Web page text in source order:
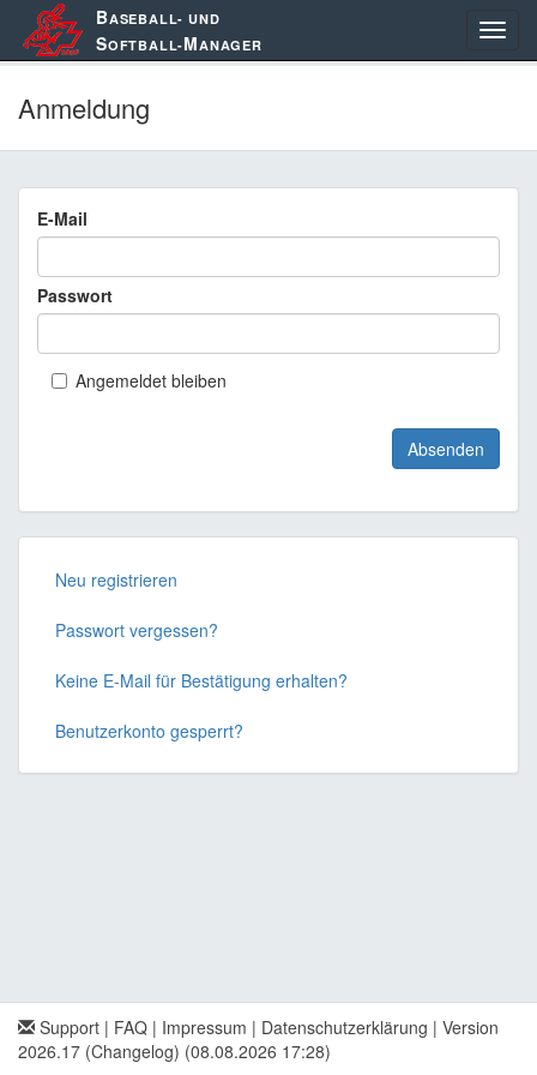
BASEBALL- UND
SOFTBALL-MANAGER
Anmeldung
E-Mail
Passwort
Angemeldet bleiben
Neu registrieren
Passwort vergessen?
Keine E-Mail für Bestätigung erhalten?
Benutzerkonto gesperrt?
Support | FAQ | Impressum | Datenschutzerklärung | Version
2026.17 (Changelog) (08.08.2026 17:28)